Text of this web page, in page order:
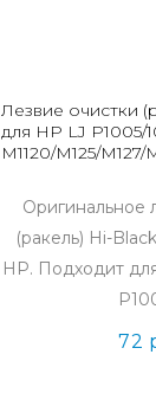
Лезвие очистки
для HP LJ P1005/
M1120/M125/M127/
Оригинальное
(ракель) Hi-
HP. Подходит
72